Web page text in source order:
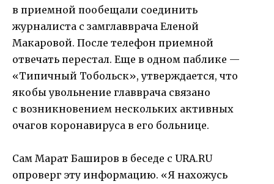
в приемной пообещали соединить
журналиста с замглавврача Еленой
Макаровой. После телефон приемной
отвечать перестал. Еще в одном паблике —
«Типичный Тобольск», утверждается, что
якобы увольнение главврача связано
с возникновением нескольких активных
очагов коронавируса в его больнице.
Сам Марат Баширов в беседе с URA.RU
опроверг эту информацию. «Я нахожусь